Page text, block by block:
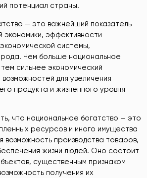
потенциал страны.
— это важнейший показатель
экономики, эффективности
системы,
Чем больше национальное
сильнее экономический
для увеличения
продукта и жизненного уровня
что национальное богатство — это
ресурсов и иного имущества
производства товаров,
жизни людей. Оно состоит
существенным признаком
получения их